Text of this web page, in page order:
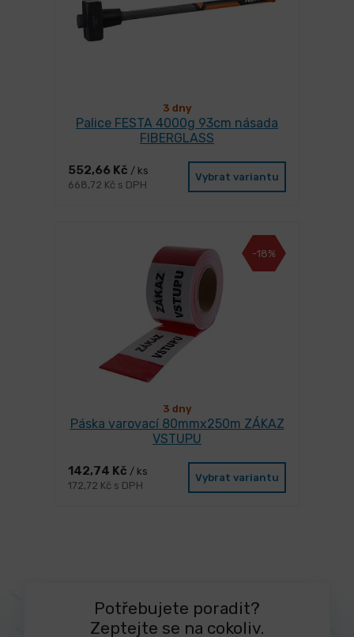
3 dny
Palice FESTA 4000g 93cm násada
FIBERGLASS
552,66 Kč / ks
668,72 Kč s DPH
Vybrat variantu
-18%
3 dny
Páska varovací 80mmx250m ZÁKAZ
VSTUPU
142,74 Kč / ks
172,72 Kč s DPH
Vybrat variantu
Potřebujete poradit?
Zeptejte se na cokoliv.